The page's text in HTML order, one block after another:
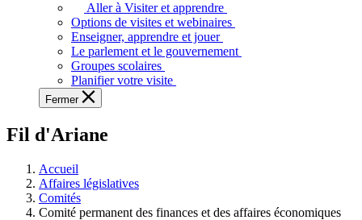
voir,
apprendre
et
à
à
législative.
Aller à Visiter et apprendre
Options de visites et webinaires
Enseigner, apprendre et jouer
Le parlement et le gouvernement
Groupes scolaires
Planifier votre visite
Fermer
Fil d'Ariane
Accueil
Affaires législatives
Comités
Comité permanent des finances et des affaires économiques